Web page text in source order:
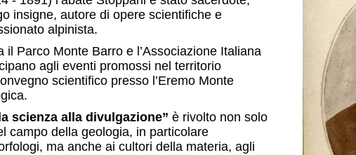
insigne, autore di opere scientifiche e
alpinista.
il Parco Monte Barro e l’Associazione Italiana
agli eventi promossi nel territorio
scientifico presso l’Eremo Monte
scienza alla divulgazione” è rivolto non solo
campo della geologia, in particolare
ma anche ai cultori della materia, agli